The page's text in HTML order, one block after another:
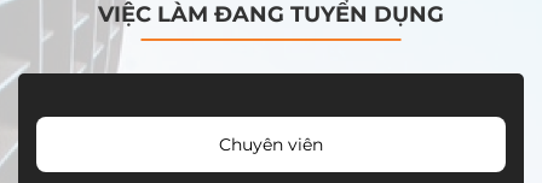
VIỆC LÀM ĐANG TUYỂN DỤNG
Chuyên viên